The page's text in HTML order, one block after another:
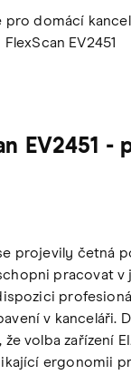
pro domácí
FlexScan EV2451
EV2451 -
projevily četná
pracovat v
v kanceláři.
volba zařízení
ergonomii